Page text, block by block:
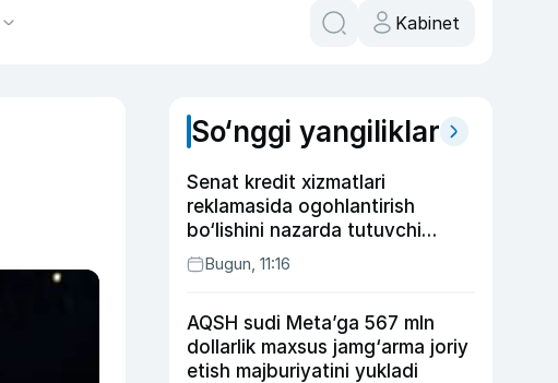
Kabinet
So‘nggi yangiliklar
Senat kredit xizmatlari
reklamasida ogohlantirish
bo‘lishini nazarda tutuvchi
qonunni ma’qulladi
Bugun, 11:16
AQSH sudi Meta’ga 567 mln
dollarlik maxsus jamg‘arma joriy
etish majburiyatini yukladi